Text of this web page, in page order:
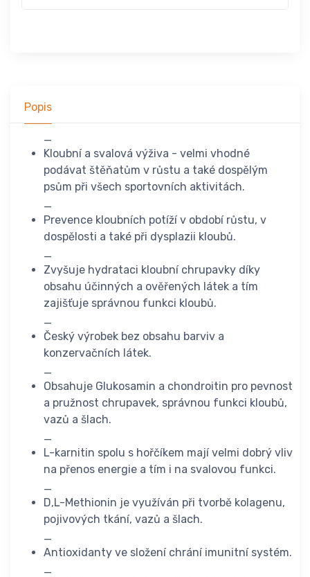
Popis
_
Kloubní a svalová výživa - velmi vhodné
podávat štěňatům v růstu a také dospělým
psům při všech sportovních aktivitách.
_
Prevence kloubních potíží v období růstu, v
dospělosti a také při dysplazii kloubů.
_
Zvyšuje hydrataci kloubní chrupavky díky
obsahu účinných a ověřených látek a tím
zajišťuje správnou funkci kloubů.
_
Český výrobek bez obsahu barviv a
konzervačních látek.
_
Obsahuje Glukosamin a chondroitin pro pevnost
a pružnost chrupavek, správnou funkci kloubů,
vazů a šlach.
_
L-karnitin spolu s hořčíkem mají velmi dobrý vliv
na přenos energie a tím i na svalovou funkci.
_
D,L-Methionin je využíván při tvorbě kolagenu,
pojivových tkání, vazů a šlach.
_
Antioxidanty ve složení chrání imunitní systém.
_